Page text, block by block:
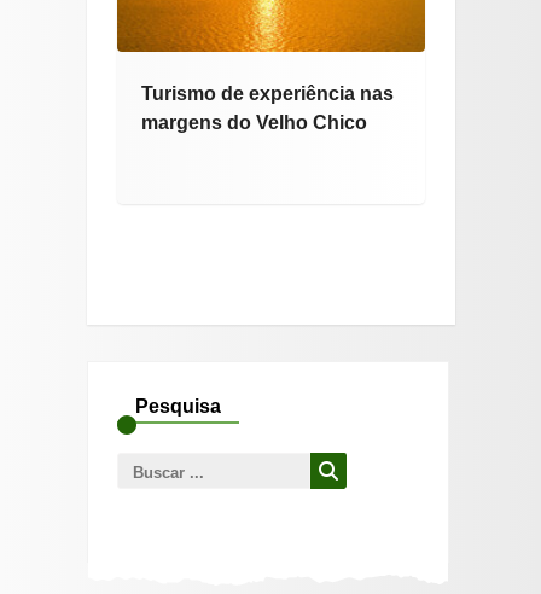
Turismo de experiência nas
margens do Velho Chico
Pesquisa
Busca
para: